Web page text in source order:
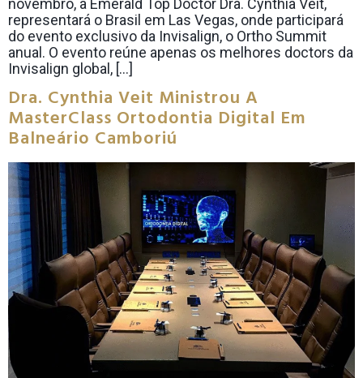
novembro, a Emerald Top Doctor Dra. Cynthia Veit,
representará o Brasil em Las Vegas, onde participará
do evento exclusivo da Invisalign, o Ortho Summit
anual. O evento reúne apenas os melhores doctors da
Invisalign global, […]
Dra. Cynthia Veit Ministrou A
MasterClass Ortodontia Digital Em
Balneário Camboriú